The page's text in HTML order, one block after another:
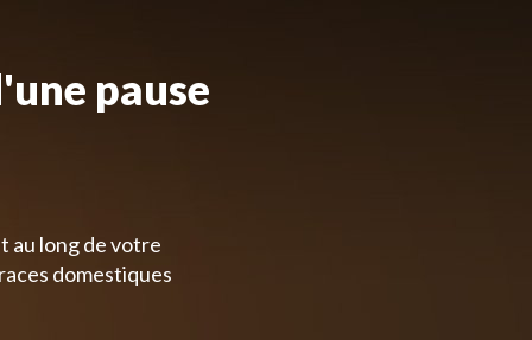
pause
au long de votre
domestiques